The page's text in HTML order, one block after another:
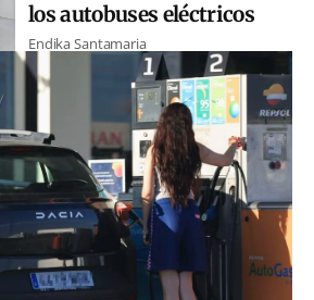
los autobuses eléctricos
Endika Santamaria